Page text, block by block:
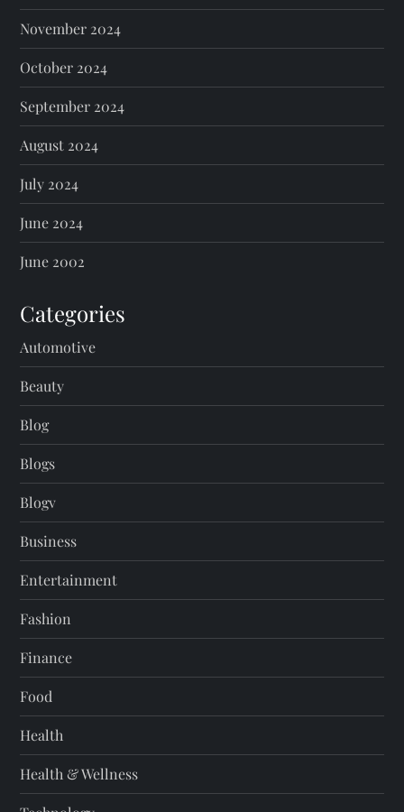
November 2024
October 2024
September 2024
August 2024
July 2024
June 2024
June 2002
Categories
Automotive
Beauty
Blog
Blogs
Blogv
Business
Entertainment
Fashion
Finance
Food
Health
Health & Wellness